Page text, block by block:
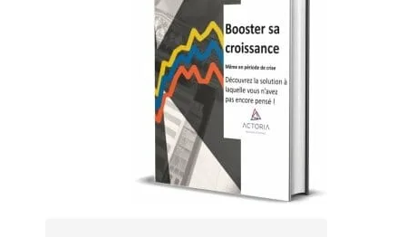
Par la diversification
croissance »